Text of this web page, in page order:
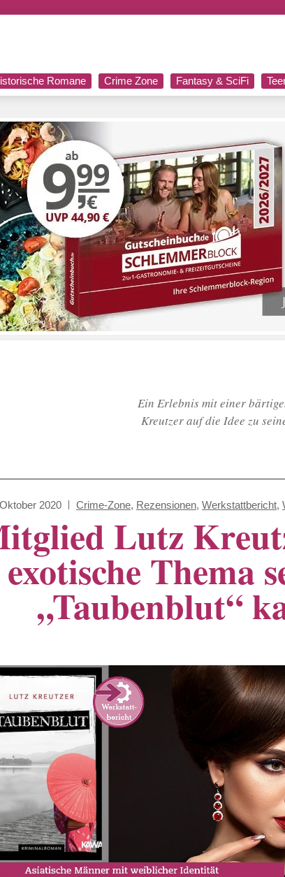
Romane Crime Zone Fantasy & SciFi
Ein Erlebnis mit einer
Kreutzer auf die Idee zu
2020 Crime-Zone, Rezensionen, Werkstattbericht,
Lutz
Thema
„Taubenblut“